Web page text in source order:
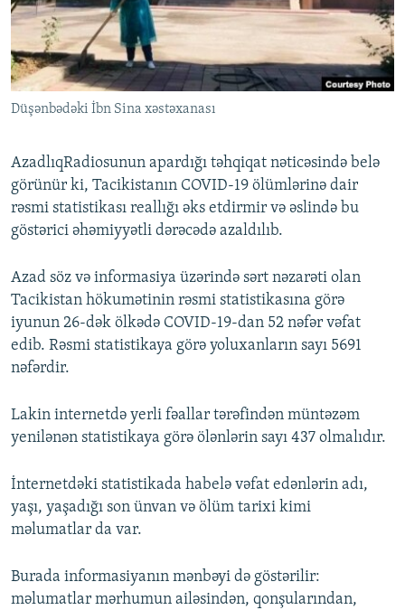
İNFOQRAFIKA
KARIKATURA
AZƏRBAYCAN ƏDƏBIYYATI KITABXANASI
İSLAM VƏ DEMOKRATIYA
İZ - MƏDƏNIYYƏT PROQRAMI
MISSIYAMIZ
PEŞƏ ETIKASI VƏ JURNALISTIKA STANDARTLARIMIZ
MATERIALLARIMIZDAN ISTIFADƏ
AZADLIQRADIOSU MOBIL TELEFONUNUZDA
XƏBƏR BÜLLETENLƏRIMIZ
BIZI IZLƏ
RFE/RL-in bütün saytları
Düşənbədəki İbn Sina xəstəxanası
AzadlıqRadiosunun apardığı təhqiqat nəticəsində belə
görünür ki, Tacikistanın COVID-19 ölümlərinə dair
rəsmi statistikası reallığı əks etdirmir və əslində bu
göstərici əhəmiyyətli dərəcədə azaldılıb.
Azad söz və informasiya üzərində sərt nəzarəti olan
Tacikistan hökumətinin rəsmi statistikasına görə
iyunun 26-dək ölkədə COVID-19-dan 52 nəfər vəfat
edib. Rəsmi statistikaya görə yoluxanların sayı 5691
nəfərdir.
Lakin internetdə yerli fəallar tərəfindən müntəzəm
yenilənən statistikaya görə ölənlərin sayı 437 olmalıdır.
İnternetdəki statistikada habelə vəfat edənlərin adı,
yaşı, yaşadığı son ünvan və ölüm tarixi kimi
məlumatlar da var.
Burada informasiyanın mənbəyi də göstərilir:
məlumatlar mərhumun ailəsindən, qonşularından,